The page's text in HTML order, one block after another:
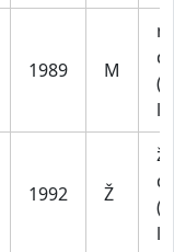
1989 M
1992 Ž